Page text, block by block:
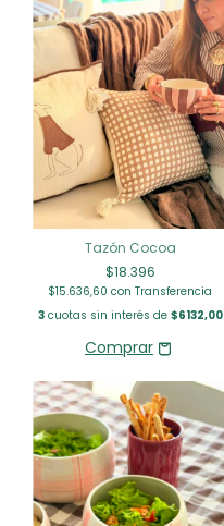
Tazón Cocoa
$18.396
$15.636,60 con Transferencia
3cuotas sin interés de $6132,00